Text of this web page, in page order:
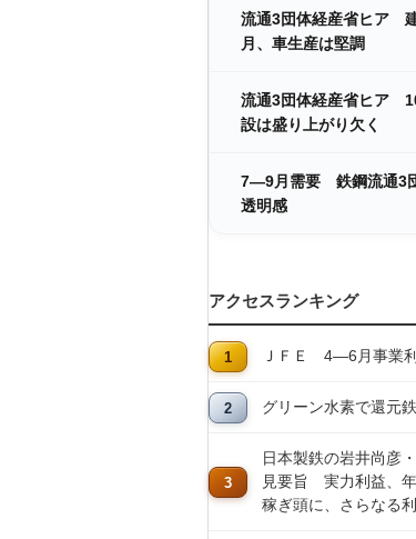
流通3団体経産省ヒア
月、車生産は堅調
流通3団体経産省ヒア
設は盛り上がり欠く
7―9月需要 鉄鋼流通3
透明感
アクセスランキング
ＪＦＥ 4―6月事業
グリーン水素で還元
日本製鉄の岩井尚彦
見要旨 実力利益、
稼ぎ頭に、さらなる